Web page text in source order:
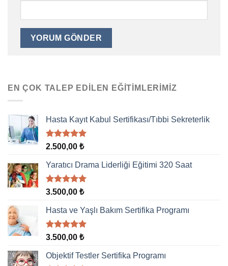
EN ÇOK TALEP EDILEN EĞITIMLERIMIZ
Hasta Kayıt Kabul Sertifikası/Tıbbi Sekreterlik
5 üzerinden
aldı
2.500,00 ₺
Yaratıcı Drama Liderliği Eğitimi 320 Saat
5 üzerinden
aldı
3.500,00 ₺
Hasta ve Yaşlı Bakım Sertifika Programı
5 üzerinden
aldı
3.500,00 ₺
Objektif Testler Sertifika Programı